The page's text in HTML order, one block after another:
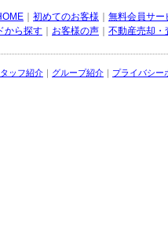
初めてのお客様 無料会員サー
から探す
お客様の声 不動産売却・
ッフ紹介 ｜ グループ紹介 ｜ プライバシー